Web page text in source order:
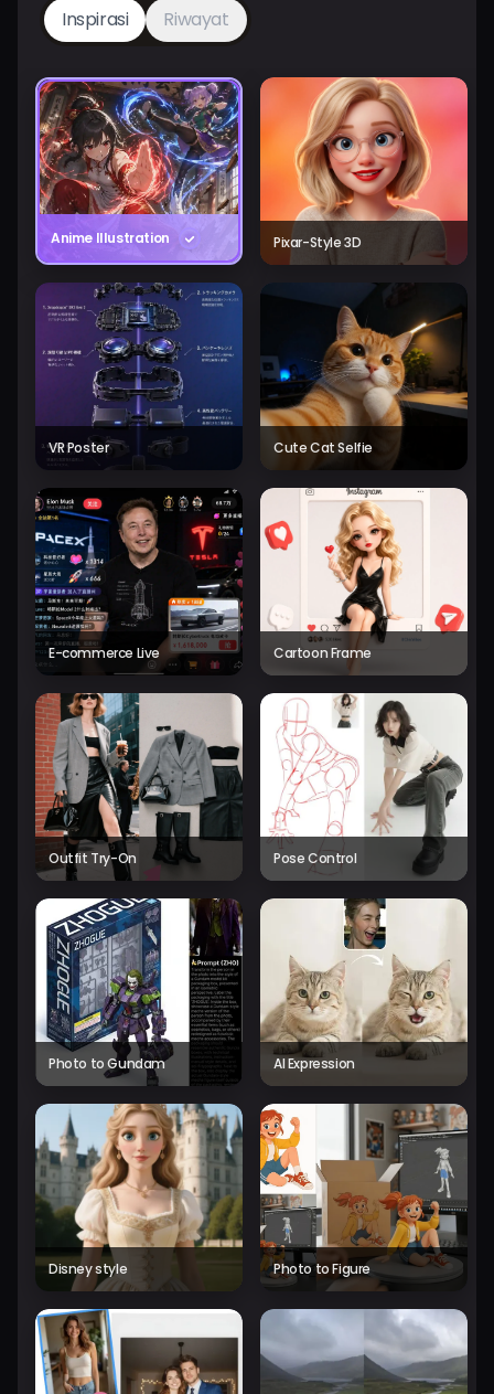
Inspirasi Riwayat
Anime Illustration Pixar-Style 3D
VR Poster Cute Cat Selfie
E-commerce Live Cartoon Frame
Outfit Try-On Pose Control
Photo to Gundam AI Expression
Disney style Photo to Figure